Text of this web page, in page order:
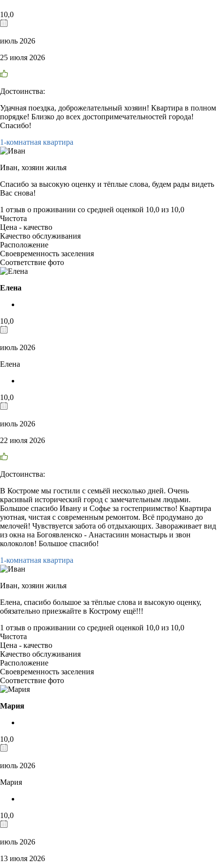
10,0
июль 2026
25 июля 2026
Достоинства:
Удачная поездка, доброжелательный хозяин! Квартира в полном
порядке! Близко до всех достопримечательностей города!
Спасибо!
1-комнатная квартира
Иван, хозяин жилья
Спасибо за высокую оценку и тёплые слова, будем рады видеть
Вас снова!
1 отзыв о проживании со средней оценкой 10,0 из 10,0
Чистота
Цена - качество
Качество обслуживания
Расположение
Своевременность заселения
Соответствие фото
Елена
10,0
июль 2026
Елена
10,0
июль 2026
22 июля 2026
Достоинства:
В Костроме мы гостили с семьёй несколько дней. Очень
красивый исторический город с замечательным людьми.
Большое спасибо Ивану и Софье за гостеприимство! Квартира
уютная, чистая с современным ремонтом. Всё продумано до
мелочей! Чувствуется забота об отдыхающих. Завораживает вид
из окна на Богоявленско - Анастасиин монастырь и звон
колоколов! Большое спасибо!
1-комнатная квартира
Иван, хозяин жилья
Елена, спасибо большое за тёплые слова и высокую оценку,
обязательно приезжайте в Кострому ещё!!!
1 отзыв о проживании со средней оценкой 10,0 из 10,0
Чистота
Цена - качество
Качество обслуживания
Расположение
Своевременность заселения
Соответствие фото
Мария
10,0
июль 2026
Мария
10,0
июль 2026
13 июля 2026